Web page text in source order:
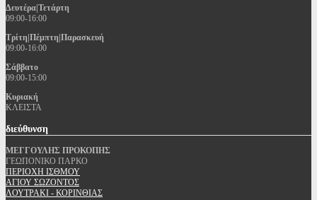
Δευτέρα|Τετάρτη
09:00-16:00
Τρίτη|Πέμπτη|Παρασκευή
09:00-16:00
Σάββατο
09:00-15:00
Κυριακή
ΚΛΕΙΣΤΑ
διεύθυνση
ΜΕΓΓΟΥΛΗΣ ΠΡΟΚΟΠΗΣ
ΓΕΩΠΟΝΙΚΟ ΠΑΡΚΟ
ΠΕΡΙΟΧΗ ΙΣΘΜΟΥ
ΑΓΙΟΥ ΣΩΖΟΝΤΟΣ
ΛΟΥΤΡΑΚΙ - ΚΟΡΙΝΘΙΑΣ